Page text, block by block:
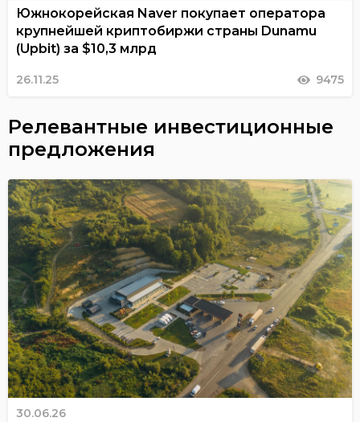
Южнокорейская Naver покупает оператора
крупнейшей криптобиржи страны Dunamu
(Upbit) за $10,3 млрд
26.11.25 9475
Релевантные инвестиционные
предложения
30.06.26